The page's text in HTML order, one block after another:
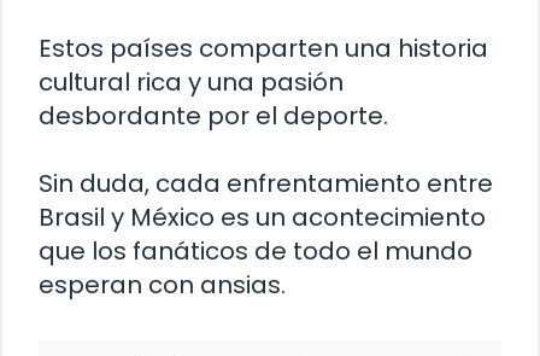
Estos países comparten una historia
cultural rica y una pasión
desbordante por el deporte.
Sin duda, cada enfrentamiento entre
Brasil y México es un acontecimiento
que los fanáticos de todo el mundo
esperan con ansias.